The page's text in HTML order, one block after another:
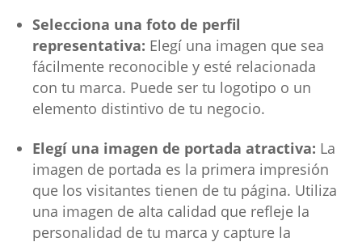
Selecciona una foto de perfil
representativa: Elegí una imagen que sea
fácilmente reconocible y esté relacionada
con tu marca. Puede ser tu logotipo o un
elemento distintivo de tu negocio.
Elegí una imagen de portada atractiva: La
imagen de portada es la primera impresión
que los visitantes tienen de tu página. Utiliza
una imagen de alta calidad que refleje la
personalidad de tu marca y capture la